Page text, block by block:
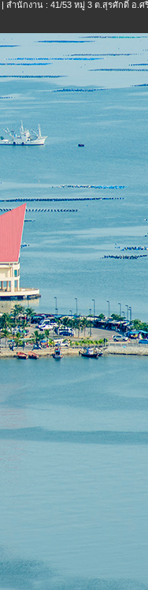
| สำนักงาน : 41/53 หมู่ 3 ต.สุรศักดิ์ อ.ศ